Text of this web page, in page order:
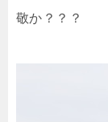
敬か？？？